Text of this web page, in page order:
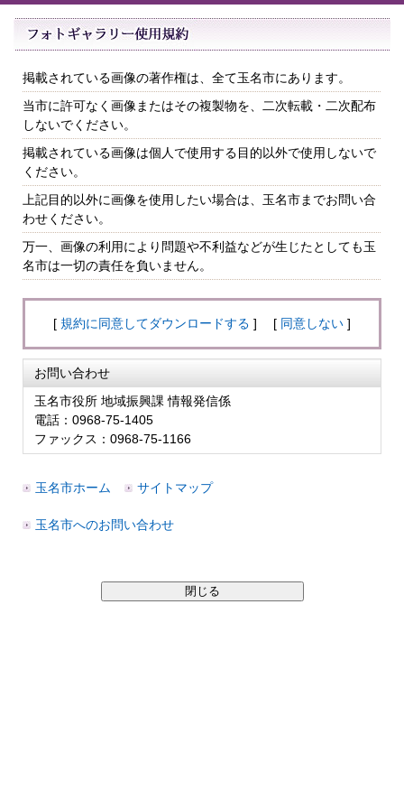
掲載されている画像の著作権は、全て玉名市にあります。
当市に許可なく画像またはその複製物を、二次転載・二次配布
しないでください。
掲載されている画像は個人で使用する目的以外で使用しないで
ください。
上記目的以外に画像を使用したい場合は、玉名市までお問い合
わせください。
万一、画像の利用により問題や不利益などが生じたとしても玉
名市は一切の責任を負いません。
[ 規約に同意してダウンロードする ] [ 同意しない ]
お問い合わせ
玉名市役所 地域振興課 情報発信係
電話：0968-75-1405
ファックス：0968-75-1166
玉名市ホーム サイトマップ
玉名市へのお問い合わせ